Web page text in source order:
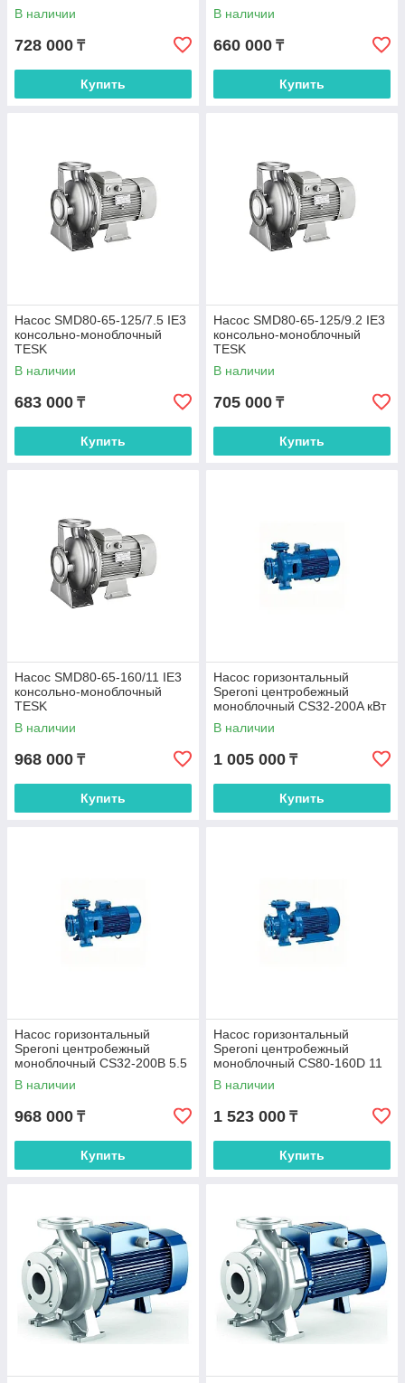
В наличии
728 000 ₸
Купить
В наличии
660 000 ₸
Купить
Насос SMD80-65-125/7.5 IE3
консольно-моноблочный
TESK
В наличии
683 000 ₸
Купить
Насос SMD80-65-125/9.2 IE3
консольно-моноблочный
TESK
В наличии
705 000 ₸
Купить
Насос SMD80-65-160/11 IE3
консольно-моноблочный
TESK
В наличии
968 000 ₸
Купить
Насос горизонтальный
Speroni центробежный
моноблочный CS32-200A кВт
7,5 230400 (101800310)
В наличии
1 005 000 ₸
Купить
Насос горизонтальный
Speroni центробежный
моноблочный CS32-200B 5.5
кВтI (101800300)
В наличии
968 000 ₸
Купить
Насос горизонтальный
Speroni центробежный
моноблочный CS80-160D 11
кВт 400/690 (101804380)
В наличии
1 523 000 ₸
Купить